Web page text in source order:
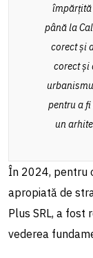
împărțită
până la
corect și
corect și
pentru a
un
În 2024, pentru
apropiată de
Plus SRL, a fost
vederea